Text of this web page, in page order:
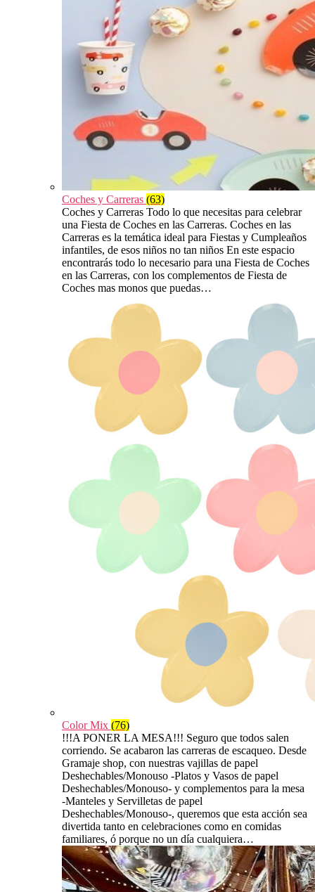
Coches y Carreras (63)
Coches y Carreras Todo lo que necesitas para celebrar
una Fiesta de Coches en las Carreras. Coches en las
Carreras es la temática ideal para Fiestas y Cumpleaños
infantiles, de esos niños no tan niños En este espacio
encontrarás todo lo necesario para una Fiesta de Coches
en las Carreras, con los complementos de Fiesta de
Coches mas monos que puedas…
Color Mix (76)
!!!A PONER LA MESA!!! Seguro que todos salen
corriendo. Se acabaron las carreras de escaqueo. Desde
Gramaje shop, con nuestras vajillas de papel
Deshechables/Monouso -Platos y Vasos de papel
Deshechables/Monouso- y complementos para la mesa
-Manteles y Servilletas de papel
Deshechables/Monouso-, queremos que esta acción sea
divertida tanto en celebraciones como en comidas
familiares, ó porque no un día cualquiera…